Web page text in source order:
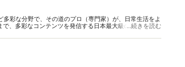
彩な分野で、その道のプロ（専門家）が、日常生活をよ
、多彩なコンテンツを発信する日本最大級の総合情報サ
...続きを読む